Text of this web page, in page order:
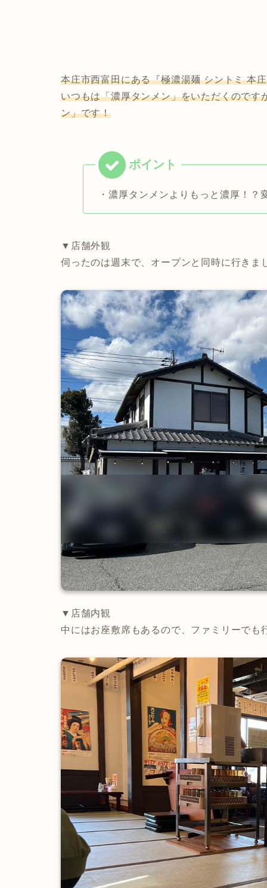
本庄市西富田にある『極濃湯麺 シントミ 本
いつもは「濃厚タンメン」をいただくので
ン」です！
・濃厚タンメンよりもっと濃厚！
▼店舗外観
伺ったのは週末で、オープンと同時に行きま
▼店舗内観
中にはお座敷席もあるので、ファミリーでも